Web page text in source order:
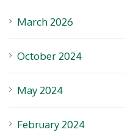
March 2026
October 2024
May 2024
February 2024